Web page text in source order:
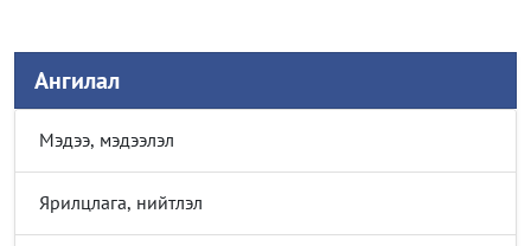
Ангилал
Мэдээ, мэдээлэл
Ярилцлага, нийтлэл